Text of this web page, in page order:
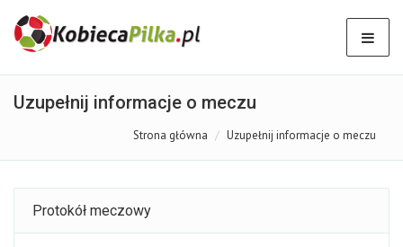
Uzupełnij informacje o meczu
Strona główna Uzupełnij informacje o meczu
Protokół meczowy